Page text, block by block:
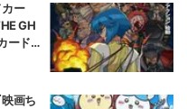
ー
GH
ード公
画ち